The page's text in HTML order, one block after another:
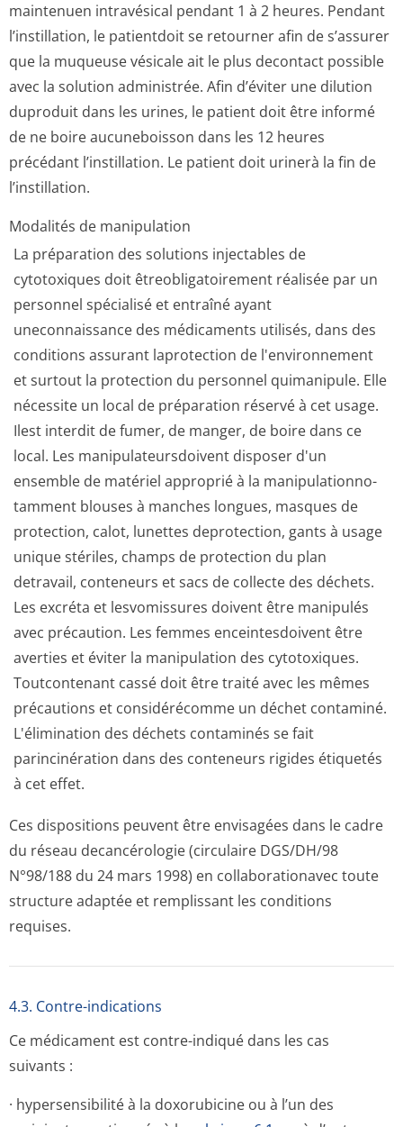
maintenuen intravésical pendant 1 à 2 heures. Pendant
l’instillation, le patientdoit se retourner afin de s’assurer
que la muqueuse vésicale ait le plus decontact possible
avec la solution administrée. Afin d’éviter une dilution
duproduit dans les urines, le patient doit être informé
de ne boire aucuneboisson dans les 12 heures
précédant l’instillation. Le patient doit urinerà la fin de
l’instillation.
Modalités de manipulation
La préparation des solutions injectables de
cytotoxiques doit êtreobligatoirement réalisée par un
personnel spécialisé et entraîné ayant
uneconnaissance des médicaments utilisés, dans des
conditions assurant laprotection de l'environnement
et surtout la protection du personnel quimanipule. Elle
nécessite un local de préparation réservé à cet usage.
Ilest interdit de fumer, de manger, de boire dans ce
local. Les manipulateursdo­ivent disposer d'un
ensemble de matériel approprié à la manipulationno­
tamment blouses à manches longues, masques de
protection, calot, lunettes deprotection, gants à usage
unique stériles, champs de protection du plan
detravail, conteneurs et sacs de collecte des déchets.
Les excréta et lesvomissures doivent être manipulés
avec précaution. Les femmes enceintesdoivent être
averties et éviter la manipulation des cytotoxiques.
Toutcontenant cassé doit être traité avec les mêmes
précautions et considérécomme un déchet contaminé.
L'élimination des déchets contaminés se fait
parincinération dans des conteneurs rigides étiquetés
à cet effet.
Ces dispositions peuvent être envisagées dans le cadre
du réseau decancérologie (circulaire DGS/DH/98
N°98/188 du 24 mars 1998) en collaborationavec toute
structure adaptée et remplissant les conditions
requises.
4.3. Contre-indications
Ce médicament est contre-indiqué dans les cas
suivants :
· hypersensibilité à la doxorubicine ou à l’un des